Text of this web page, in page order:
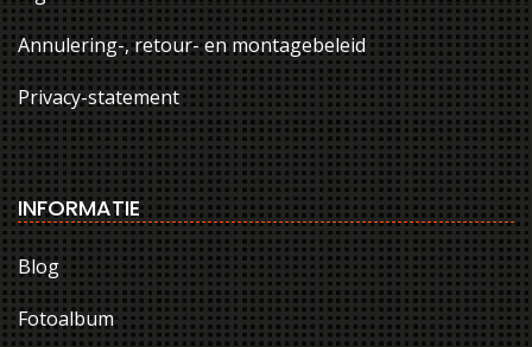
Annulering-, retour- en montagebeleid
Privacy-statement
INFORMATIE
Blog
Fotoalbum